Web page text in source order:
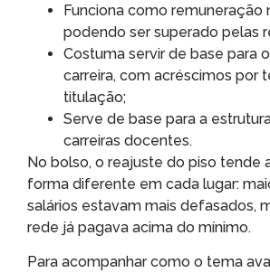
Funciona como remuneração
podendo ser superado pelas
Costuma servir de base para
carreira, com acréscimos por
titulação;
Serve de base para a
carreiras docentes.
No bolso, o reajuste do piso tende
forma diferente em cada lugar:
salários estavam mais defasados,
rede já pagava acima do mínimo.
Para acompanhar como o tema